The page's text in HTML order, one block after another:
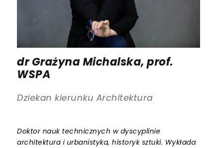
dr Grażyna Michalska, prof.
WSPA
Dziekan kierunku Architektura
Doktor nauk technicznych w dyscyplinie
architektura i urbanistyka, historyk sztuki. Wykłada